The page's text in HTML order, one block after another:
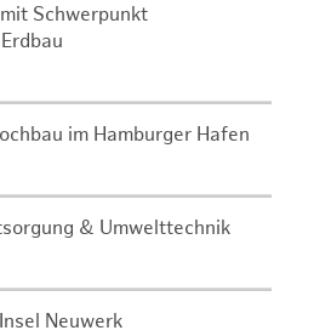
Schwerpunkt
im Hamburger Hafen
& Umwelttechnik
Neuwerk